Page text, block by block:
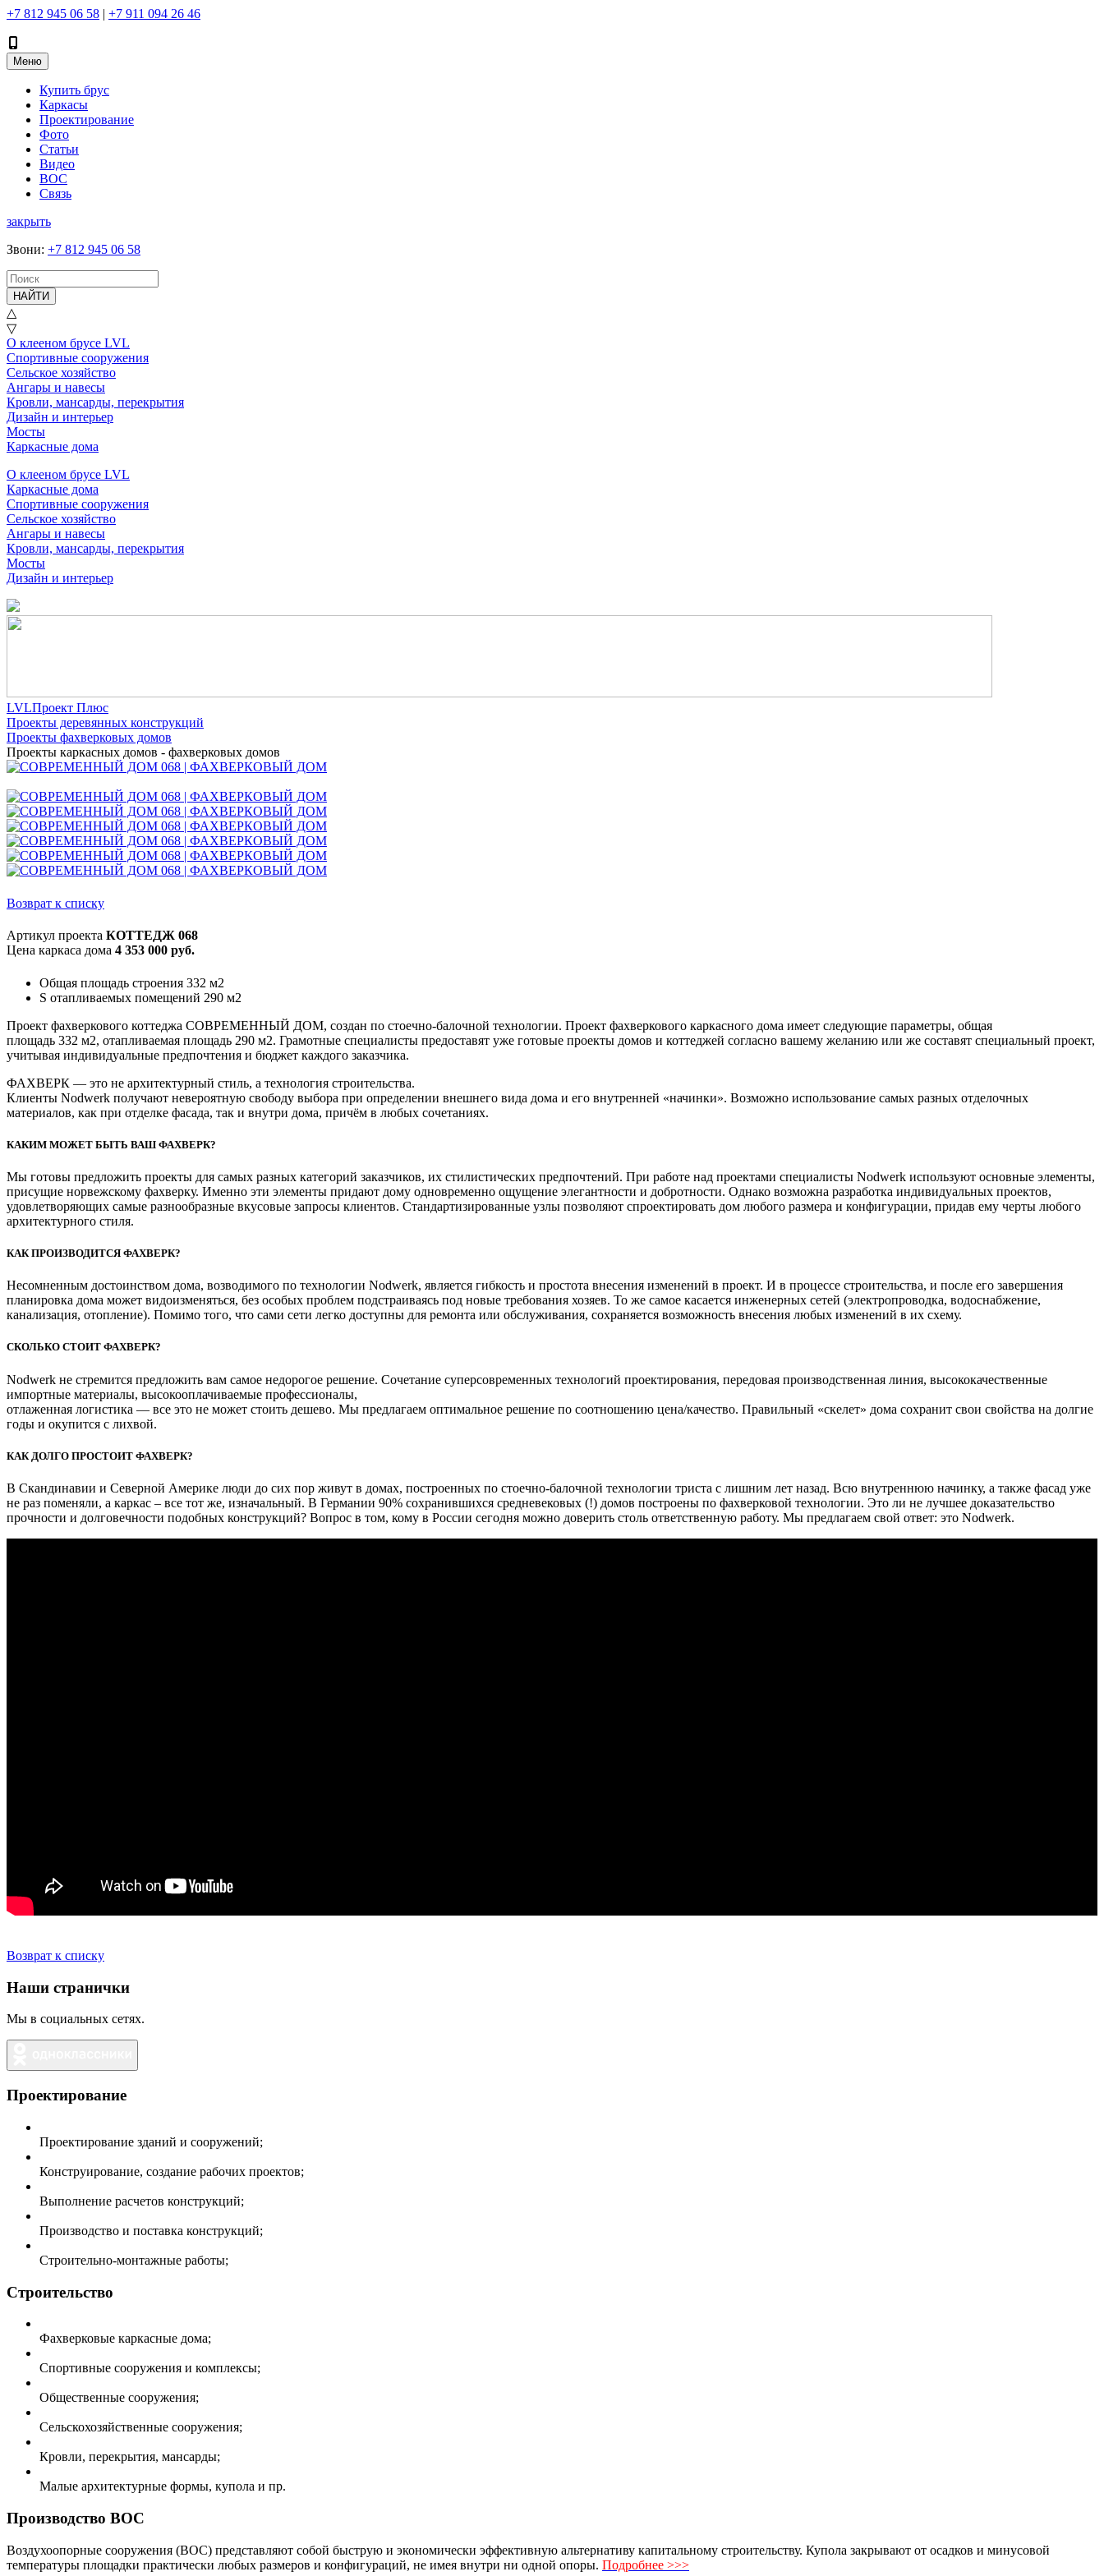
+7 812 945 06 58 | +7 911 094 26 46
Меню
Купить брус
Каркасы
Проектирование
Фото
Статьи
Видео
ВОС
Связь
закрыть
Звони: +7 812 945 06 58
НАЙТИ
△
▽
О клееном брусе LVL
Спортивные сооружения
Сельское хозяйство
Ангары и навесы
Кровли, мансарды, перекрытия
Дизайн и интерьер
Мосты
Каркасные дома
О клееном брусе LVL
Каркасные дома
Спортивные сооружения
Сельское хозяйство
Ангары и навесы
Кровли, мансарды, перекрытия
Мосты
Дизайн и интерьер
LVLПроект Плюс
Проекты деревянных конструкций
Проекты фахверковых домов
Проекты каркасных домов - фахверковых домов
Возврат к списку
Артикул проекта КОТТЕДЖ 068
Цена каркаса дома 4 353 000 руб.
Общая площадь строения 332 м2
S отапливаемых помещений 290 м2
Проект фахверкового коттеджа СОВРЕМЕННЫЙ ДОМ, создан по стоечно-балочной технологии. Проект фахверкового каркасного дома имеет следующие параметры, общая
площадь 332 м2, отапливаемая площадь 290 м2. Грамотные специалисты предоставят уже готовые проекты домов и коттеджей согласно вашему желанию или же составят специальный проект,
учитывая индивидуальные предпочтения и бюджет каждого заказчика.
ФАХВЕРК — это не архитектурный стиль, а технология строительства.
Клиенты Nodwerk получают невероятную свободу выбора при определении внешнего вида дома и его внутренней «начинки». Возможно использование самых разных отделочных
материалов, как при отделке фасада, так и внутри дома, причём в любых сочетаниях.
КАКИМ МОЖЕТ БЫТЬ ВАШ ФАХВЕРК?
Мы готовы предложить проекты для самых разных категорий заказчиков, их стилистических предпочтений. При работе над проектами специалисты Nodwerk используют основные элементы,
присущие норвежскому фахверку. Именно эти элементы придают дому одновременно ощущение элегантности и добротности. Однако возможна разработка индивидуальных проектов,
удовлетворяющих самые разнообразные вкусовые запросы клиентов. Стандартизированные узлы позволяют спроектировать дом любого размера и конфигурации, придав ему черты любого
архитектурного стиля.
КАК ПРОИЗВОДИТСЯ ФАХВЕРК?
Несомненным достоинством дома, возводимого по технологии Nodwerk, является гибкость и простота внесения изменений в проект. И в процессе строительства, и после его завершения
планировка дома может видоизменяться, без особых проблем подстраиваясь под новые требования хозяев. То же самое касается инженерных сетей (электропроводка, водоснабжение,
канализация, отопление). Помимо того, что сами сети легко доступны для ремонта или обслуживания, сохраняется возможность внесения любых изменений в их схему.
СКОЛЬКО СТОИТ ФАХВЕРК?
Nodwerk не стремится предложить вам самое недорогое решение. Сочетание суперсовременных технологий проектирования, передовая производственная линия, высококачественные
импортные материалы, высокооплачиваемые профессионалы,
отлаженная логистика — все это не может стоить дешево. Мы предлагаем оптимальное решение по соотношению цена/качество. Правильный «скелет» дома сохранит свои свойства на долгие
годы и окупится с лихвой.
КАК ДОЛГО ПРОСТОИТ ФАХВЕРК?
В Скандинавии и Северной Америке люди до сих пор живут в домах, построенных по стоечно-балочной технологии триста с лишним лет назад. Всю внутреннюю начинку, а также фасад уже
не раз поменяли, а каркас – все тот же, изначальный. В Германии 90% сохранившихся средневековых (!) домов построены по фахверковой технологии. Это ли не лучшее доказательство
прочности и долговечности подобных конструкций? Вопрос в том, кому в России сегодня можно доверить столь ответственную работу. Мы предлагаем свой ответ: это Nodwerk.
Возврат к списку
Наши странички
Мы в социальных сетях.
Проектирование
Проектирование зданий и сооружений;
Конструирование, создание рабочих проектов;
Выполнение расчетов конструкций;
Производство и поставка конструкций;
Строительно-монтажные работы;
Строительство
Фахверковые каркасные дома;
Спортивные сооружения и комплексы;
Общественные сооружения;
Сельскохозяйственные сооружения;
Кровли, перекрытия, мансарды;
Малые архитектурные формы, купола и пр.
Производство ВОС
Воздухоопорные сооружения (ВОС) представляют собой быструю и экономически эффективную альтернативу капитальному строительству. Купола закрывают от осадков и минусовой
температуры площадки практически любых размеров и конфигураций, не имея внутри ни одной опоры. Подробнее >>>